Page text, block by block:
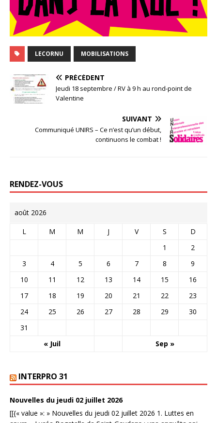
LECORNU MOBILISATIONS
PRÉCÉDENT
Jeudi 18 septembre / RV à 9 h au rond-point de
Valentine
SUIVANT
Communiqué UNIRS – Ce n’est qu’un début,
continuons le combat !
RENDEZ-VOUS
août 2026
L M M J V S
D
1
2
3
4 5 6 7 8
9
10
11 12 13 14 15
16
17
18 19 20 21 22
23
24
25 26 27 28 29
30
31
« Juil
Sep »
INTERPRO 31
Nouvelles du jeudi 02 juillet 2026
[[{« value »: » Nouvelles du jeudi 02 juillet 2026 1. Luttes en